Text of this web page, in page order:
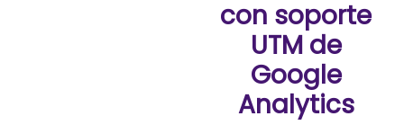
con soporte
UTM de
Google
Analytics